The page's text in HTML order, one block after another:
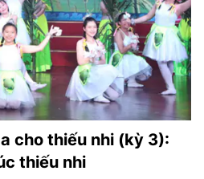
cho thiếu nhi (kỳ 3):
thiếu nhi